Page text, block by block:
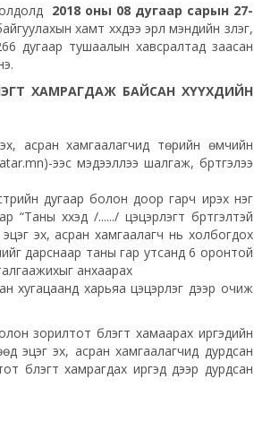
2018 оны 08 дугаар сарын 27-
хамт хүүхдээ эрүүл мэндийн үзлэг,
дугаар тушаалын хавсралтад заасан
ХАМРАГДАЖ БАЙСАН ХҮҮХДИЙН
эх, асран хамгаалагчид төрийн өмчийн
ээс мэдээллээ шалгаж, бүртгэлээ
дугаар болон доор гарч ирэх нэг
“Таны хүүхэд /....../ цэцэрлэгт бүртгэлтэй
эх, асран хамгаалагч нь холбогдох
дарснаар таны гар утсанд 6 оронтой
анхаарах
хугацаанд харьяа цэцэрлэг дээр очиж
зорилтот бүлэгт хамаарах иргэдийн
эцэг эх, асран хамгаалагчид дурдсан
бүлэгт хамрагдах иргэд дээр дурдсан